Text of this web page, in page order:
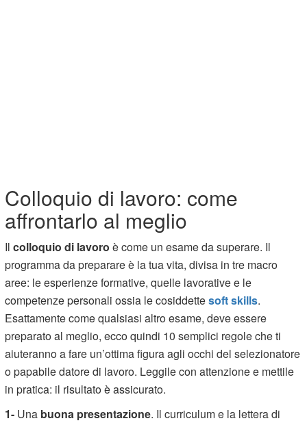
Colloquio di lavoro: come
affrontarlo al meglio
Ilcolloquio di lavoro è come un esame da superare. Il
programma da preparare è la tua vita, divisa in tre macro
aree: le esperienze formative, quelle lavorative e le
competenze personali ossia le cosiddettesoft skills.
Esattamente come qualsiasi altro esame, deve essere
preparato al meglio, ecco quindi 10 semplici regole che ti
aiuteranno a fare un’ottima figura agli occhi del selezionatore
o papabile datore di lavoro. Leggile con attenzione e mettile
in pratica: il risultato è assicurato.
1- Una buona presentazione. Il curriculum e la lettera di